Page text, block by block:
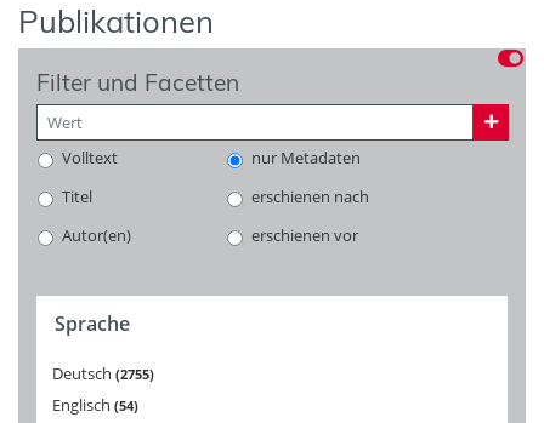
Publikationen
Filter und Facetten
Volltext
nur Metadaten
Titel
erschienen nach
Autor(en)
erschienen vor
Sprache
Deutsch 2755
Englisch 54